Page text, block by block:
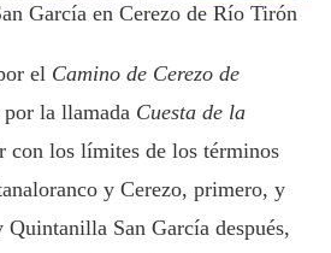
García en Cerezo de Río Tirón
el Camino de Cerezo de
por la llamada Cuesta de la
con los límites de los términos
y Cerezo, primero, y
San García después,